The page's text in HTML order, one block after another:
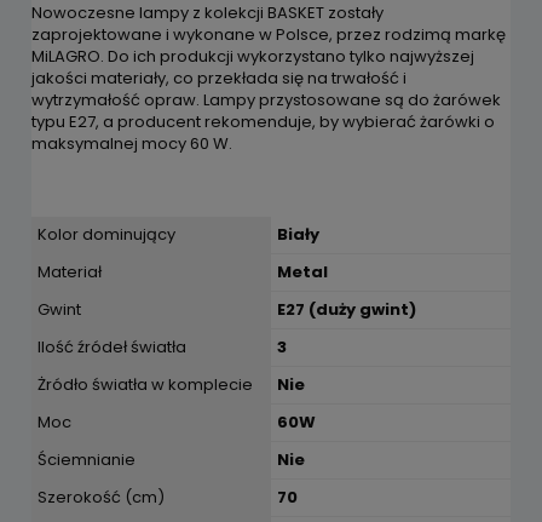
Nowoczesne lampy z kolekcji BASKET zostały
zaprojektowane i wykonane w Polsce, przez rodzimą markę
MiLAGRO. Do ich produkcji wykorzystano tylko najwyższej
jakości materiały, co przekłada się na trwałość i
wytrzymałość opraw. Lampy przystosowane są do żarówek
typu E27, a producent rekomenduje, by wybierać żarówki o
maksymalnej mocy 60 W.
Kolor dominujący
Biały
Materiał
Metal
Gwint
E27 (duży gwint)
Ilość źródeł światła
3
Żródło światła w komplecie
Nie
Moc
60W
Ściemnianie
Nie
Szerokość (cm)
70